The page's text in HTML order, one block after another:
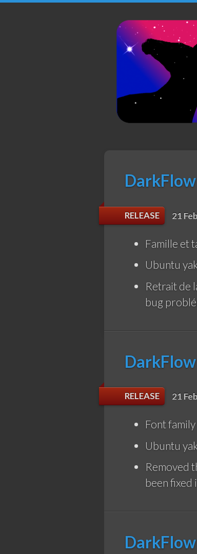
RELEASE 21
Famille et
Ubuntu
Retrait de
bug
RELEASE 21
Font
Ubuntu
Removed
been fixed